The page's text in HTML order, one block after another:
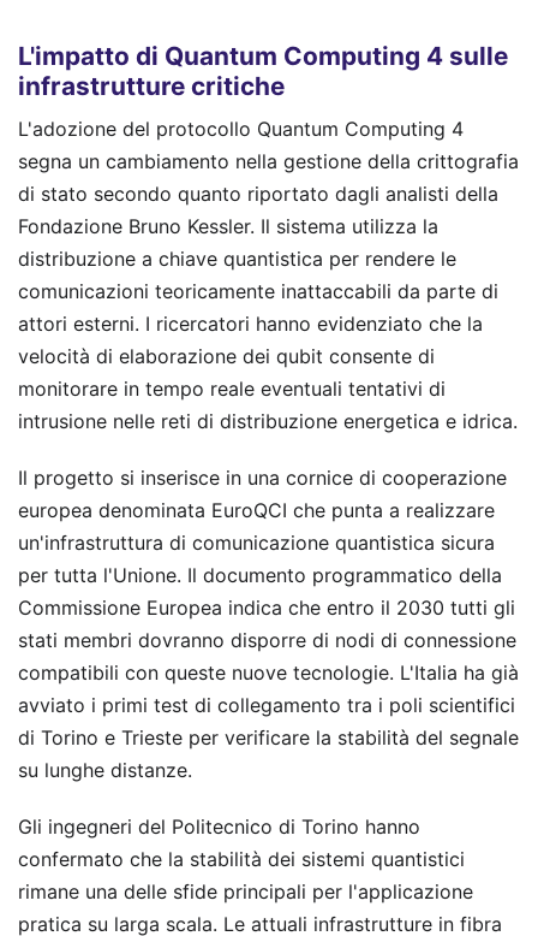
L'impatto di Quantum Computing 4 sulle
infrastrutture critiche
L'adozione del protocollo Quantum Computing 4
segna un cambiamento nella gestione della crittografia
di stato secondo quanto riportato dagli analisti della
Fondazione Bruno Kessler. Il sistema utilizza la
distribuzione a chiave quantistica per rendere le
comunicazioni teoricamente inattaccabili da parte di
attori esterni. I ricercatori hanno evidenziato che la
velocità di elaborazione dei qubit consente di
monitorare in tempo reale eventuali tentativi di
intrusione nelle reti di distribuzione energetica e idrica.
Il progetto si inserisce in una cornice di cooperazione
europea denominata EuroQCI che punta a realizzare
un'infrastruttura di comunicazione quantistica sicura
per tutta l'Unione. Il documento programmatico della
Commissione Europea indica che entro il 2030 tutti gli
stati membri dovranno disporre di nodi di connessione
compatibili con queste nuove tecnologie. L'Italia ha già
avviato i primi test di collegamento tra i poli scientifici
di Torino e Trieste per verificare la stabilità del segnale
su lunghe distanze.
Gli ingegneri del Politecnico di Torino hanno
confermato che la stabilità dei sistemi quantistici
rimane una delle sfide principali per l'applicazione
pratica su larga scala. Le attuali infrastrutture in fibra